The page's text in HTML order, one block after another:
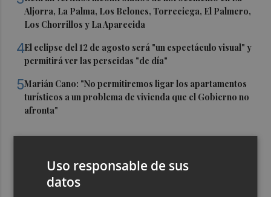
Aljorra, La Palma, Los Belones, Torreciega, El Palmero,
Los Chorrillos y La Aparecida
4El eclipse del 12 de agosto será "un espectáculo visual" y
permitirá ver las perseidas "de día"
5Marián Cano: "No permitiremos ligar los apartamentos
turísticos a un problema de vivienda que el Gobierno no
afronta"
Uso responsable de sus
datos